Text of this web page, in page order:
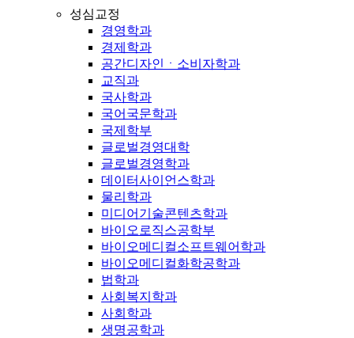
성심교정
경영학과
경제학과
공간디자인ㆍ소비자학과
교직과
국사학과
국어국문학과
국제학부
글로벌경영대학
글로벌경영학과
데이터사이언스학과
물리학과
미디어기술콘텐츠학과
바이오로직스공학부
바이오메디컬소프트웨어학과
바이오메디컬화학공학과
법학과
사회복지학과
사회학과
생명공학과